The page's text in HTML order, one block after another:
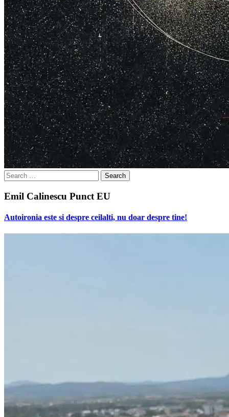
Search
for:
Emil Calinescu Punct EU
Autoironia este si despre ceilalti, nu doar despre tine!